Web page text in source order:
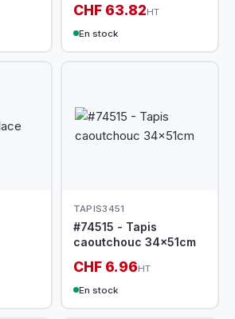
CHF 63.82HT
En stock
TAPIS3451
#74515 - Tapis
caoutchouc 34x51cm
CHF 6.96HT
En stock